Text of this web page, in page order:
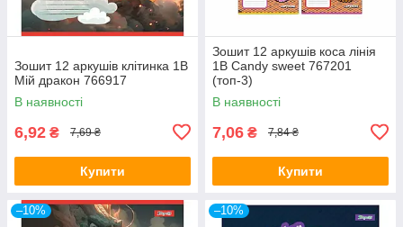
Зошит 12 аркушів клітинка 1В
Мій дракон 766917
В наявності
6,92 ₴ 7,69 ₴
Купити
Зошит 12 аркушів коса лінія
1В Candy sweet 767201
(топ-3)
В наявності
7,06 ₴ 7,84 ₴
Купити
–10% –10%